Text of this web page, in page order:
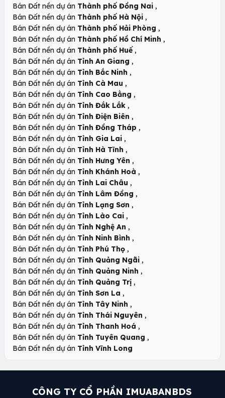
Bán Đất nền dự án Thành phố Đồng Nai ,
Bán Đất nền dự án Thành phố Hà Nội ,
Bán Đất nền dự án Thành phố Hải Phòng ,
Bán Đất nền dự án Thành phố Hồ Chí Minh ,
Bán Đất nền dự án Thành phố Huế ,
Bán Đất nền dự án Tỉnh An Giang ,
Bán Đất nền dự án Tỉnh Bắc Ninh ,
Bán Đất nền dự án Tỉnh Cà Mau ,
Bán Đất nền dự án Tỉnh Cao Bằng ,
Bán Đất nền dự án Tỉnh Đắk Lắk ,
Bán Đất nền dự án Tỉnh Điện Biên ,
Bán Đất nền dự án Tỉnh Đồng Tháp ,
Bán Đất nền dự án Tỉnh Gia Lai ,
Bán Đất nền dự án Tỉnh Hà Tĩnh ,
Bán Đất nền dự án Tỉnh Hưng Yên ,
Bán Đất nền dự án Tỉnh Khánh Hoà ,
Bán Đất nền dự án Tỉnh Lai Châu ,
Bán Đất nền dự án Tỉnh Lâm Đồng ,
Bán Đất nền dự án Tỉnh Lạng Sơn ,
Bán Đất nền dự án Tỉnh Lào Cai ,
Bán Đất nền dự án Tỉnh Nghệ An ,
Bán Đất nền dự án Tỉnh Ninh Bình ,
Bán Đất nền dự án Tỉnh Phú Thọ ,
Bán Đất nền dự án Tỉnh Quảng Ngãi ,
Bán Đất nền dự án Tỉnh Quảng Ninh ,
Bán Đất nền dự án Tỉnh Quảng Trị ,
Bán Đất nền dự án Tỉnh Sơn La ,
Bán Đất nền dự án Tỉnh Tây Ninh ,
Bán Đất nền dự án Tỉnh Thái Nguyên ,
Bán Đất nền dự án Tỉnh Thanh Hoá ,
Bán Đất nền dự án Tỉnh Tuyên Quang ,
Bán Đất nền dự án Tỉnh Vĩnh Long
CÔNG TY CỔ PHẦN IMUABANBDS